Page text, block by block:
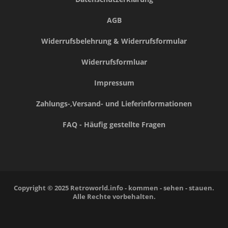
AGB
Widerrufsbelehrung & Widerrufsformular
Widerrufsformluar
Impressum
Zahlungs-,Versand- und Lieferinformationen
FAQ - Häufig gestellte Fragen
Copyright © 2025 Retroworld.info - kommen - sehen - stauen.
Alle Rechte vorbehalten.